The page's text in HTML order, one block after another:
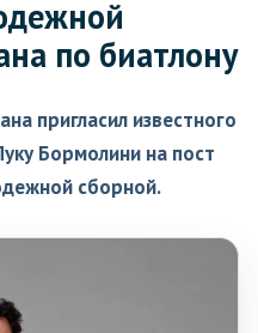
по биатлону
пригласил известного
Бормолини на пост
сборной.